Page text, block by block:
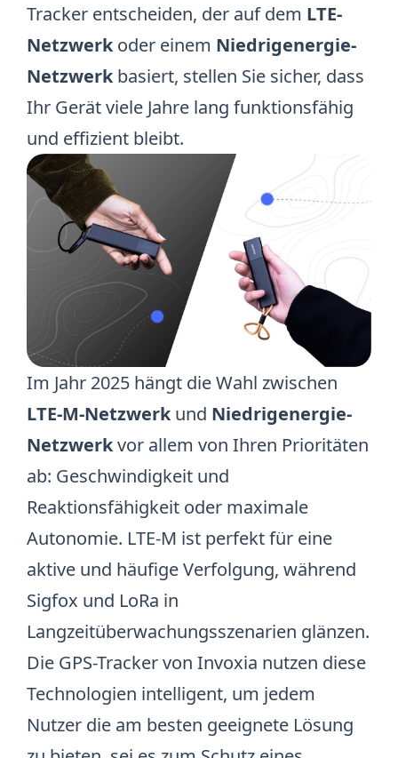
Tracker entscheiden, der auf dem LTE-
Netzwerk oder einem Niedrigenergie-
Netzwerk basiert, stellen Sie sicher, dass
Ihr Gerät viele Jahre lang funktionsfähig
und effizient bleibt.
Im Jahr 2025 hängt die Wahl zwischen
LTE-M-Netzwerk und Niedrigenergie-
Netzwerkvor allem von Ihren Prioritäten
ab: Geschwindigkeit und
Reaktionsfähigkeit oder maximale
Autonomie. LTE-M ist perfekt für eine
aktive und häufige Verfolgung, während
Sigfox und LoRa in
Langzeitüberwachungsszenarien glänzen.
Die GPS-Tracker von Invoxia nutzen diese
Technologien intelligent, um jedem
Nutzer die am besten geeignete Lösung